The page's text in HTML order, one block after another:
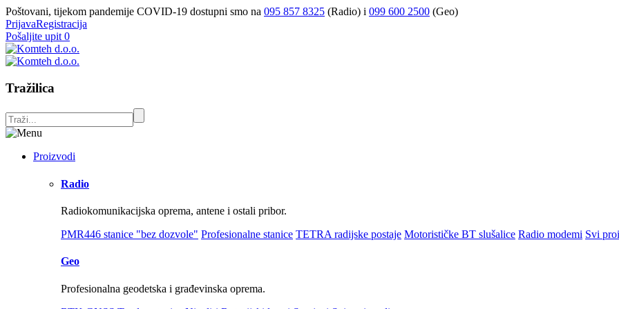
Poštovani, tijekom pandemije COVID-19 dostupni smo na 095 857 8325 (Radio) i 099 600 2500 (Geo)
PrijavaRegistracija
Pošaljite upit 0
Tražilica
Proizvodi
Radio
Radiokomunikacijska oprema, antene i ostali pribor.
PMR446 stanice "bez dozvole" Profesionalne stanice TETRA radijske postaje Motorističke BT slušalice Radio modemi Svi
Geo
Profesionalna geodetska i građevinska oprema.